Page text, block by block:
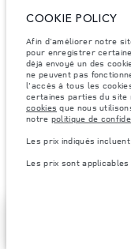
Les accessoires et autres
véhicule, les charges
dépassés lorsque vous
et des carburants.
Remarque importante
mondiale de semi-
construction des
construction. Cette
images utilisées
caractéristiques, les
restrictions actuelles et
COOKIE POLICY
Afin d'améliorer notre
pour enregistrer
déjà envoyé un des
ne peuvent pas
l'accès à tous les
certaines parties du site
cookies que nous
notre politique de
Les prix indiqués
Les prix sont